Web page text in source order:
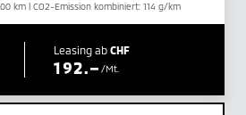
km | CO2-Emission kombiniert: 114 g/km
Leasing abCHF
192.–/Mt.